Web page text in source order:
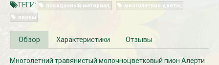
Рассада Незабудка
контейнере p9
Рассада
ТЕГИ:
посадочный материал
многолетние цветы
пионы
Обзор Характеристики Отзывы
Многолетний травянистый молочноцветковый пион Алерти